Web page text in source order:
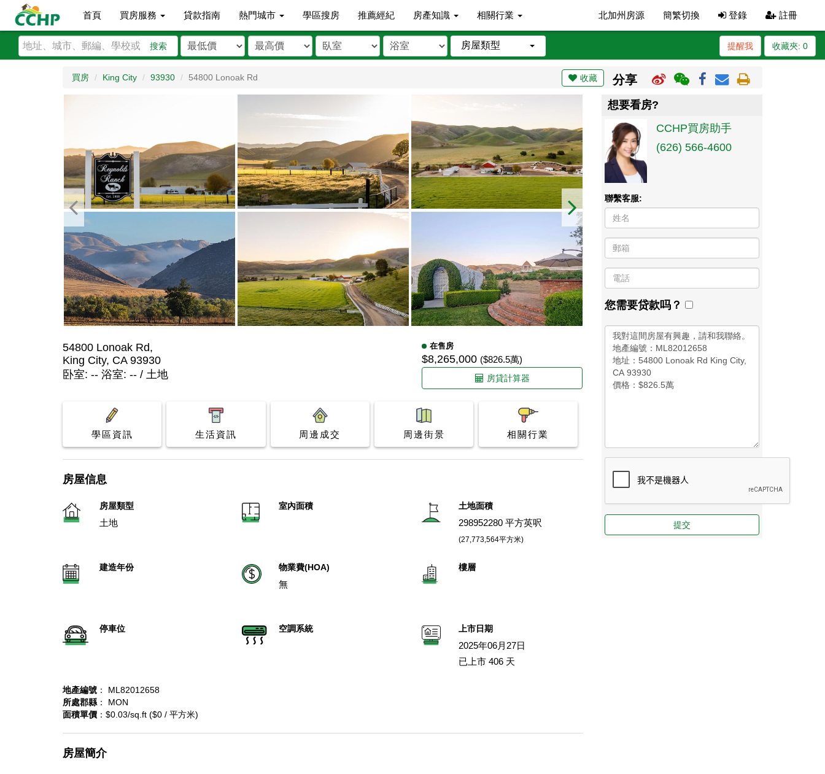
首頁 買房服務 貸款指南 熱門城市 學區搜房 推薦經紀 房產知識 相關行業 北加州房源 簡繁切換 登錄 註冊
搜索 房屋類型 收藏夾: 0
提醒我
買房 King City 93930 54800 Lonoak Rd 收藏 分享
54800 Lonoak Rd,
King City, CA 93930
在售房
$8,265,000 ($826.5萬)
卧室: -- 浴室: -- / 土地 房貸計算器
學區資訊 生活資訊 周邊成交 周邊街景 相關行業
房屋信息
房屋類型
土地
室內面積
土地面積
298952280 平方英呎
(27,773,564平方米)
建造年份
物業費(HOA)
無
樓層
停車位 空調系統
上市日期
2025年06月27日
已上市 406 天
地產編號 ： ML82012658
所處郡縣 ： MON
面積單價 ：$0.03/sq.ft ($0 / 平方米)
房屋簡介
想要看房?
CCHP買房助手
(626) 566-4600
聯繫客服:
您需要贷款吗？
提交